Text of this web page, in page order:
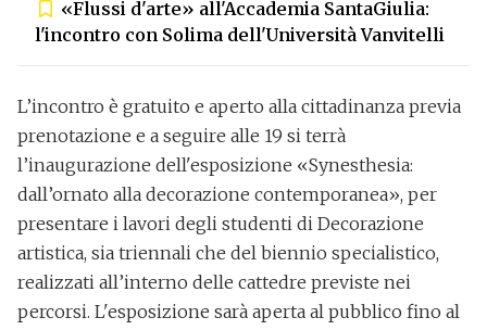
«Flussi d'arte» all'Accademia SantaGiulia:
l'incontro con Solima dell'Università Vanvitelli
L’incontro è gratuito e aperto alla cittadinanza previa
prenotazione e a seguire alle 19 si terrà
l’inaugurazione dell'esposizione «Synesthesia:
dall’ornato alla decorazione contemporanea», per
presentare i lavori degli studenti di Decorazione
artistica, sia triennali che del biennio specialistico,
realizzati all’interno delle cattedre previste nei
percorsi. L'esposizione sarà aperta al pubblico fino al